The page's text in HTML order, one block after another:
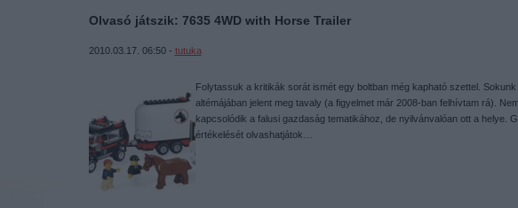
Olvasó játszik: 7635 4WD with Horse Trailer
2010.03.17. 06:50 - tutuka
Folytassuk a kritikák sorát ismét egy boltban még kapható szettel.
altémájában jelent meg tavaly (a figyelmet már 2008-ban felhívtam rá).
kapcsolódik a falusi gazdaság tematikához, de nyilvánvalóan ott a helye.
értékelését olvashatjátok…